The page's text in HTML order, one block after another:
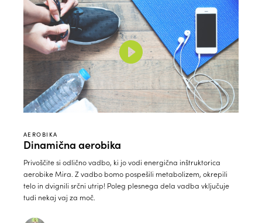
AEROBIKA
Dinamična aerobika
Privoščite si odlično vadbo, ki jo vodi energična inštruktorica
aerobike Mira. Z vadbo bomo pospešili metabolizem, okrepili
telo in dvignili srčni utrip! Poleg plesnega dela vadba vključuje
tudi nekaj vaj za moč.